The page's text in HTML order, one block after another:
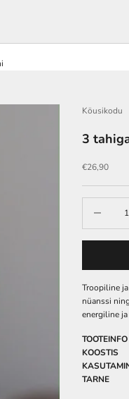
Köusikodu
3
Soodushind
€26,90
Troopiline
nüanssi
energiline
TOOTEINFO
KOOSTIS
TARNE